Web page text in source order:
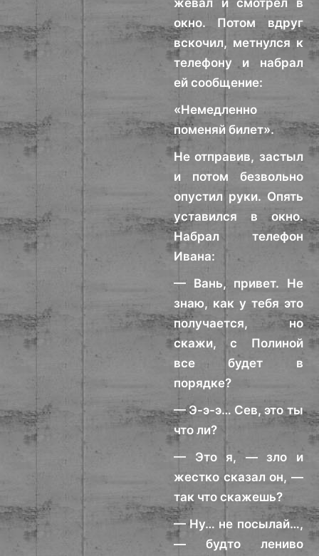
жевал и смотрел в
окно. Потом вдруг
вскочил, метнулся к
телефону и набрал
ей сообщение:
«Немедленно
поменяй билет».
Не отправив, застыл
и потом безвольно
опустил руки. Опять
уставился в окно.
Набрал телефон
Ивана:
— Вань, привет. Не
знаю, как у тебя это
получается, но
скажи, с Полиной
все будет в
порядке?
— Э-э-э… Сев, это ты
что ли?
— Это я, — зло и
жестко сказал он, —
так что скажешь?
— Ну… не посылай…,
— будто лениво